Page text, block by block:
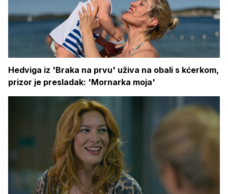
Hedviga iz 'Braka na prvu' uživa na obali s kćerkom,
prizor je presladak: 'Mornarka moja'